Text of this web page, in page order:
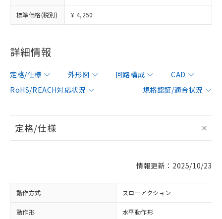
標準価格(税別) ¥ 4,250
詳細情報
定格/仕様 外形図 回路構成
CAD
RoHS/REACH対応状況
規格認証/適合状況
定格/仕様
情報更新：2025/10/23
動作方式 スローアクション
動作形 水平動作形